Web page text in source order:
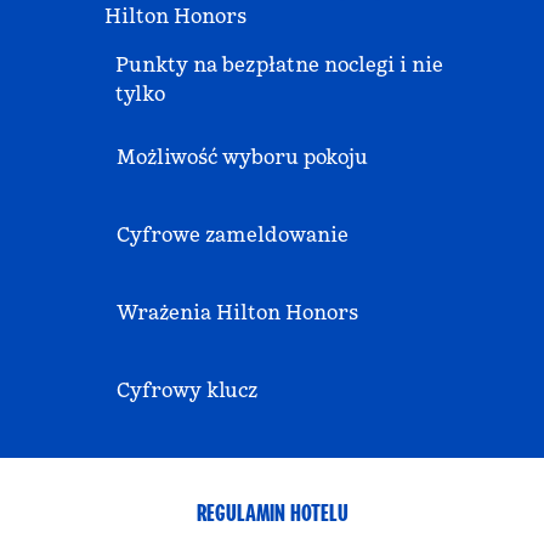
Hilton Honors
Punkty na bezpłatne noclegi i nie
tylko
Możliwość wyboru pokoju
Cyfrowe zameldowanie
Wrażenia Hilton Honors
Cyfrowy klucz
REGULAMIN HOTELU